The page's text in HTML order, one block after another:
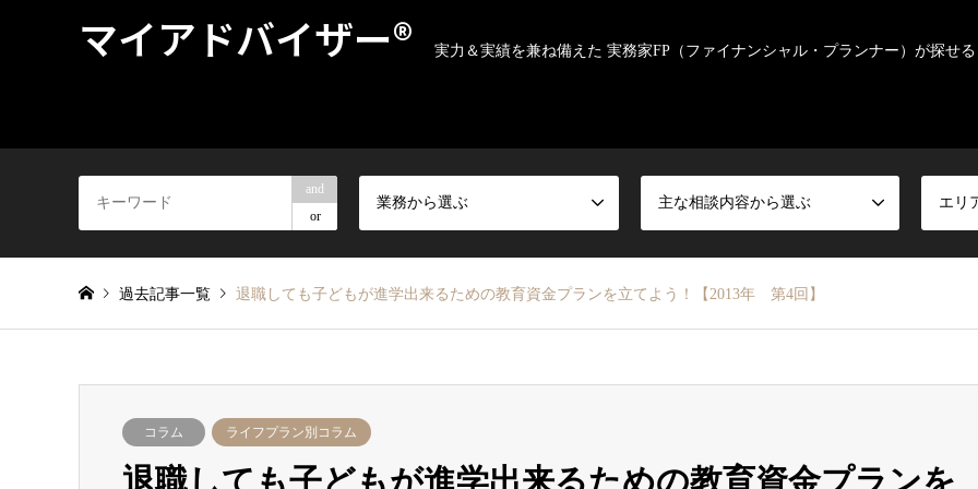
マイアドバイザー® 実力＆実績を兼ね備えた 実務家FP（ファイナンシャル・プランナー）が探せ
and
or
業務から選ぶ 主な相談内容から選ぶ エリ
過去記事一覧 退職しても子どもが進学出来るための教育資金プランを立てよう！【2013年 第4回】
コラム ライフプラン別コラム
退職しても子どもが進学出来るための教育資金プランを